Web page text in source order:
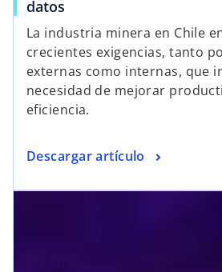
datos
La industria minera en Chile
crecientes exigencias, tanto
externas como internas, que
necesidad de mejorar
eficiencia.
Descargar artículo